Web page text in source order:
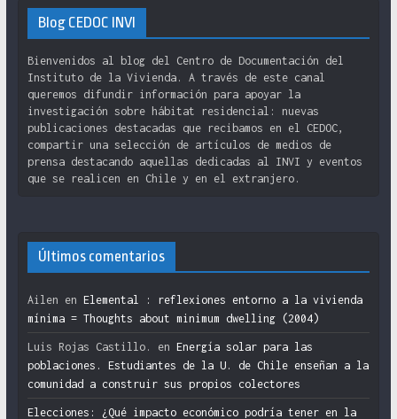
Blog CEDOC INVI
Bienvenidos al blog del Centro de Documentación del
Instituto de la Vivienda. A través de este canal
queremos difundir información para apoyar la
investigación sobre hábitat residencial: nuevas
publicaciones destacadas que recibamos en el CEDOC,
compartir una selección de artículos de medios de
prensa destacando aquellas dedicadas al INVI y eventos
que se realicen en Chile y en el extranjero.
Últimos comentarios
Ailen en Elemental : reflexiones entorno a la vivienda
mínima = Thoughts about minimum dwelling (2004)
Luis Rojas Castillo. en Energía solar para las
poblaciones. Estudiantes de la U. de Chile enseñan a la
comunidad a construir sus propios colectores
Elecciones: ¿Qué impacto económico podría tener en la